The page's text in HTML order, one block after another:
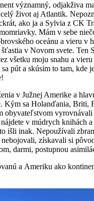
významný, odjakživa
život aj Atlantik.
ako ja a Sylvia z CK
Mám v sebe
oceánu a vieru v
v Novom svete. Ten
všetku moju snahu a
pút a skúsim to tam, kde
v Južnej Amerike a
Kým sa Holanďania, Briti,
obyvateľstvom
v múdrych knihách a
išli inak. Nepoužívali
získavali si
darmi, postupnou
a Ameriku ako